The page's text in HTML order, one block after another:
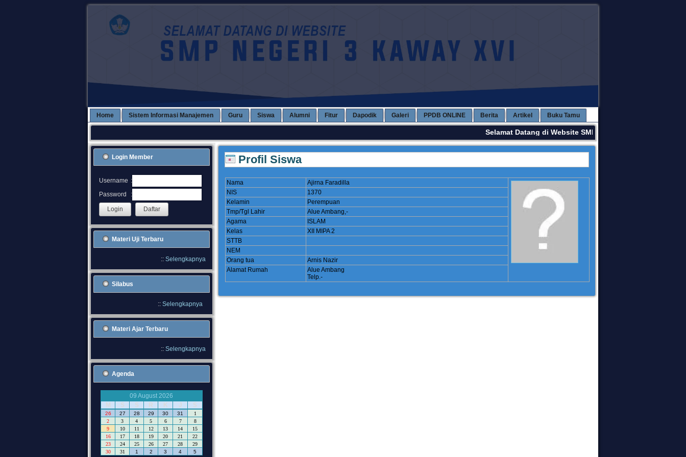
Home Sistem Informasi Manajemen Guru Siswa Alumni Fitur Dapodik Galeri PPDB ONLINE Berita Artikel Buku Tamu
Selamat Datang di Website SMPN 3 KAWAY XVI. Terima
Login Member
Username :
Password
:
Materi Uji Terbaru
:: Selengkapnya
Silabus
:: Selengkapnya
Materi Ajar Terbaru
:: Selengkapnya
Agenda
09 August 2026
M
S S R K J S
26 27 28 29 30 31
1
2
3 4 5 6 7
8
9
10 11 12 13 14
15
16
17 18 19 20 21
22
23
24 25 26 27 28
29
30
31 1 2 3 4 5
Profil Siswa
Nama
Ajirna Faradilla
NIS
1370
Kelamin
Perempuan
Tmp/Tgl Lahir
Alue Ambang,-
Agama
ISLAM
Kelas
XII MIPA 2
STTB
NEM
Orang tua
Arnis Nazir
Alamat Rumah
Alue Ambang
Telp.-